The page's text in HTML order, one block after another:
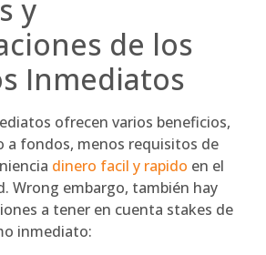
y
de los
Inmediatos
ofrecen varios beneficios,
a fondos, menos requisitos de
dinero facil y rapido en el
Wrong embargo, también hay
a tener en cuenta stakes de
inmediato: